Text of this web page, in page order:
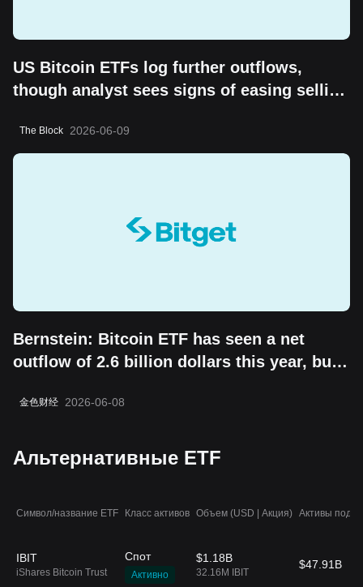
US Bitcoin ETFs log further outflows,
though analyst sees signs of easing selling
The Block 2026-06-09
Bernstein: Bitcoin ETF has seen a net
outflow of 2.6 billion dollars this year, but
long-term value storage attribute
金色财经 2026-06-08
Альтернативные ETF
Символ/название ETF Класс активов Объем (USD | Акция) Активы под
IBIT
iShares Bitcoin Trust
Спот
Активно
$1.18B
32.16M IBIT
$47.91B